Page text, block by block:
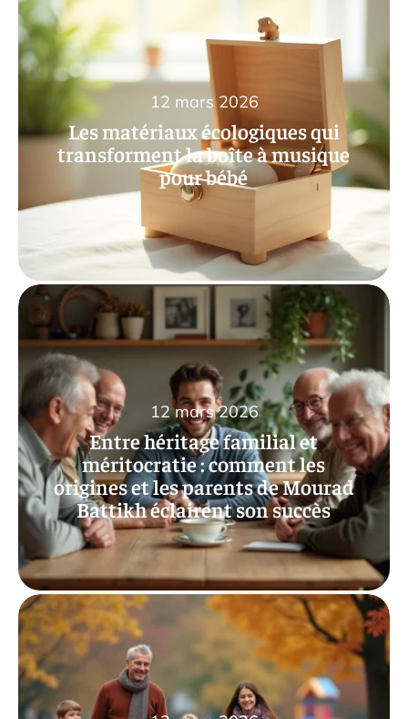
Les matériaux écologiques qui
transforment la boîte à musique
pour bébé
12 mars 2026
Entre héritage familial et
méritocratie : comment les
origines et les parents de Mourad
Battikh éclairent son succès
12 mars 2026